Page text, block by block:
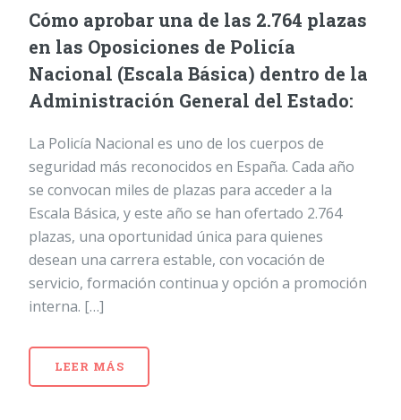
Cómo aprobar una de las 2.764 plazas
en las Oposiciones de Policía
Nacional (Escala Básica) dentro de la
Administración General del Estado:
La Policía Nacional es uno de los cuerpos de
seguridad más reconocidos en España. Cada año
se convocan miles de plazas para acceder a la
Escala Básica, y este año se han ofertado 2.764
plazas, una oportunidad única para quienes
desean una carrera estable, con vocación de
servicio, formación continua y opción a promoción
interna. […]
LEER MÁS